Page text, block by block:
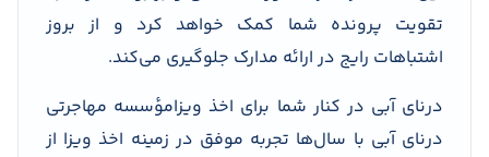
تقویت پرونده شما کمک خواهد کرد و از بروز
اشتباهات رایج در ارائه مدارک جلوگیری می‌کند.
درنای آبی در کنار شما برای اخذ ویزامؤسسه مهاجرتی
درنای آبی با سال‌ها تجربه موفق در زمینه اخذ ویزا از